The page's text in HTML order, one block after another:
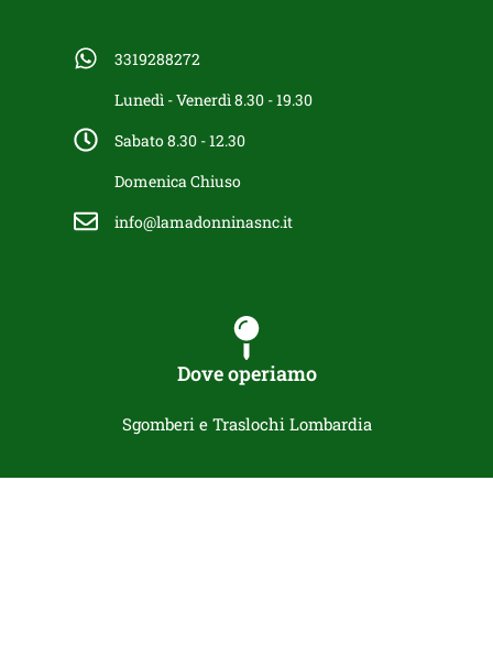
3319288272
Lunedì - Venerdì 8.30 - 19.30
Sabato 8.30 - 12.30
Domenica Chiuso
info@lamadonninasnc.it
Dove operiamo
Sgomberi e Traslochi Lombardia